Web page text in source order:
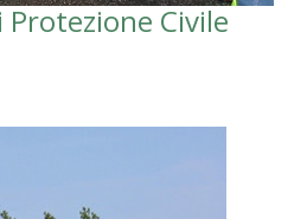
Protezione Civile